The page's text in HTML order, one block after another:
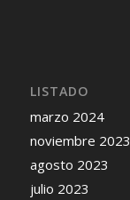
LISTADO
marzo 2024
noviembre 2023
agosto 2023
julio 2023